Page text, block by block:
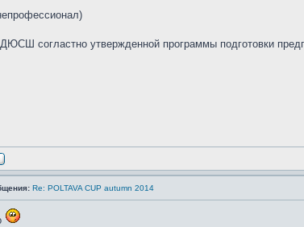
согластно утвержденной программы подготовки
Re: POLTAVA CUP autumn 2014